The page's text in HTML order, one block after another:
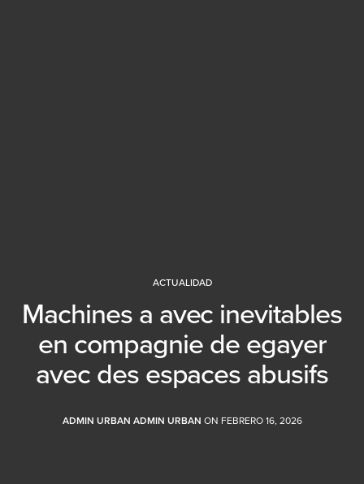
ACTUALIDAD
Machines a avec inevitables
en compagnie de egayer
avec des espaces abusifs
ADMIN URBAN ADMIN URBAN ON FEBRERO 16, 2026